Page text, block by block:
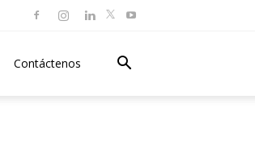
Contáctenos